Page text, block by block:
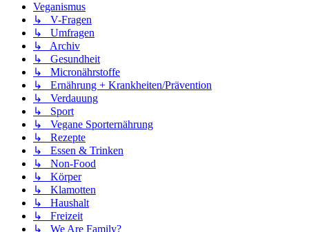
Veganismus
↳ V-Fragen
↳ Umfragen
↳ Archiv
↳ Gesundheit
↳ Micronährstoffe
↳ Ernährung + Krankheiten/Prävention
↳ Verdauung
↳ Sport
↳ Vegane Sporternährung
↳ Rezepte
↳ Essen & Trinken
↳ Non-Food
↳ Körper
↳ Klamotten
↳ Haushalt
↳ Freizeit
↳ We Are Family?